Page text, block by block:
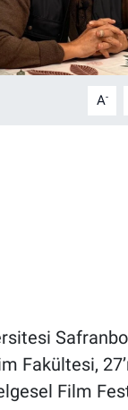
A-
Fakültesi,
Film